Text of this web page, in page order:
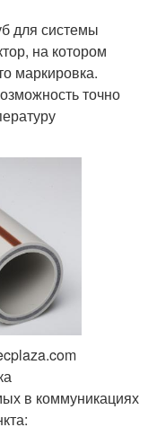
для системы
на котором
маркировка.
точно
в коммуникациях